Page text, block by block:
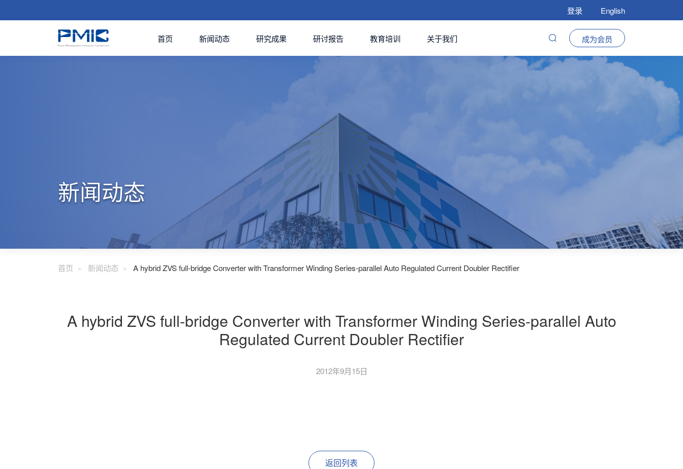
登录 English
首页 新闻动态 研究成果 研讨报告 教育培训 关于我们 成为会员
新闻动态
首页 新闻动态 A hybrid ZVS full-bridge Converter with Transformer Winding Series-parallel Auto Regulated Current Doubler Rectifier
A hybrid ZVS full-bridge Converter with Transformer Winding Series-parallel Auto
Regulated Current Doubler Rectifier
2012年9月15日
返回列表